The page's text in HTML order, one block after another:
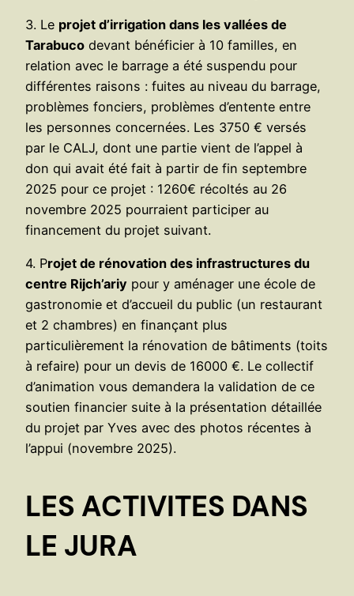
3. Le projet d’irrigation dans les vallées de
Tarabuco devant bénéficier à 10 familles, en
relation avec le barrage a été suspendu pour
différentes raisons : fuites au niveau du barrage,
problèmes fonciers, problèmes d’entente entre
les personnes concernées. Les 3750 € versés
par le CALJ, dont une partie vient de l’appel à
don qui avait été fait à partir de fin septembre
2025 pour ce projet : 1260€ récoltés au 26
novembre 2025 pourraient participer au
financement du projet suivant.
4. Projet de rénovation des infrastructures du
centre Rijch’ariy pour y aménager une école de
gastronomie et d’accueil du public (un restaurant
et 2 chambres) en finançant plus
particulièrement la rénovation de bâtiments (toits
à refaire) pour un devis de 16000 €. Le collectif
d’animation vous demandera la validation de ce
soutien financier suite à la présentation détaillée
du projet par Yves avec des photos récentes à
l’appui (novembre 2025).
LES ACTIVITES DANS
LE JURA